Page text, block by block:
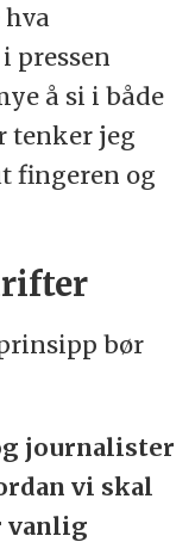
hva
pressen
å si i både
tenker jeg
fingeren og
bør
journalister
vi skal
vanlig